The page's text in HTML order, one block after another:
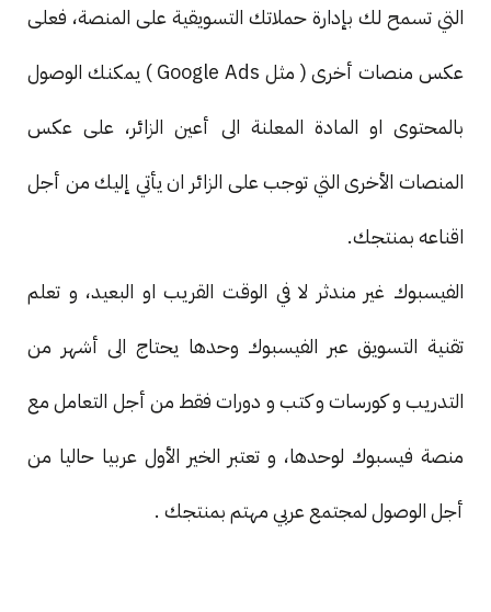
التي تسمح لك بإدارة حملاتك التسويقية على المنصة، فعلى
عكس منصات أخرى ( مثل Google Ads ) يمكنك الوصول
بالمحتوى او المادة المعلنة الى أعين الزائر، على عكس
المنصات الأخرى التي توجب على الزائر ان يأتي إليك من أجل
اقناعه بمنتجك.
الفيسبوك غير مندثر لا في الوقت القريب او البعيد، و تعلم
تقنية التسويق عبر الفيسبوك وحدها يحتاج الى أشهر من
التدريب و كورسات و كتب و دورات فقط من أجل التعامل مع
منصة فيسبوك لوحدها، و تعتبر الخير الأول عربيا حاليا من
أجل الوصول لمجتمع عربي مهتم بمنتجك .